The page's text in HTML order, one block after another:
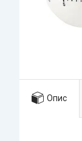
Опис